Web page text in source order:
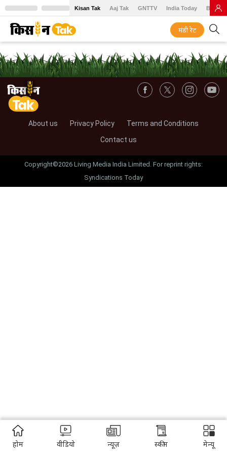
Kisan Tak Aaj Tak GNTTV India Today BT
मंडी रेट
About us Privacy Policy
Terms and Conditions
Contact us
Copyright©2026 Living Media India Limited. For reprint rights:
Syndications Today
होम वीडियो न्यूज़ स्कीम मेन्यू